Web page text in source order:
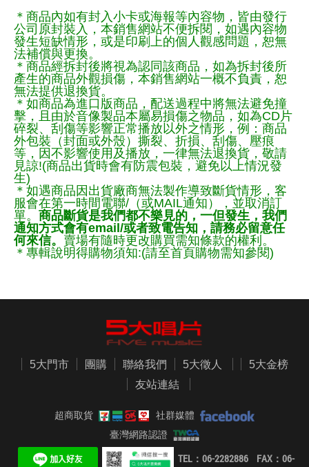
＊商品內如有封入小卡或海報等內容物，皆由發行
公司原封裝入，本銷售網站不便拆閱，如遇內容物
發生短缺情形，或是印刷上的個人觀感問題，恕無
法補償與更換。
＊商品經拆封後將視為認同該商品，如為拆封後所
產生的商品外觀損傷，本銷售網站一概不負責，恕
無法提供退換貨。
＊如商品為進口版商品，配送過程中將無法避免撞
擊，且由於音像製品本屬易損傷之物品，如為CD片
碎裂、刮傷等影響正常播放以外之情形，例：商品
外包裝（封面或外殼）撕裂、折損、刮傷、壓痕
等，因不影響使用及播放，一律無法退換貨，敬請
見諒!(商品出貨時會有防震包裝，避免以上情況發
生)
＊如遇商品因出貨廠商無法製作導致斷貨情形，客
服會在第一時間電聯/（或MAIL通知），並取消訂
單。 商品斷貨是我們都不樂見的，一但發生，我們
通知方式會有email/或者致電告知，請務必留意任
何來信。 賣場有隨時更改購買需知條款的權利。
＊專輯說明得購物須知:(請至首頁購物需知參閱)
5大門市 團購 聯絡我們 5大徵人
5大金榜
友站連結
超商取貨
社群媒體
臺灣網路認證
TEL：06-2282886 FAX：06-